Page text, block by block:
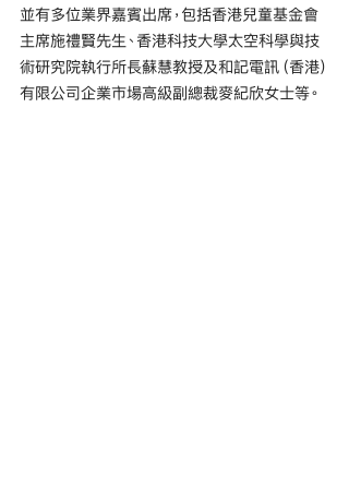
並有多位業界嘉賓出席，包括香港兒童基金會
主席施禮賢先生、香港科技大學太空科學與技
術研究院執行所長蘇慧教授及和記電訊（香港）
有限公司企業市場高級副總裁麥紀欣女士等。